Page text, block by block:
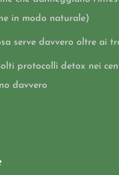
in modo naturale)
serve davvero oltre ai
protocolli detox nei
davvero